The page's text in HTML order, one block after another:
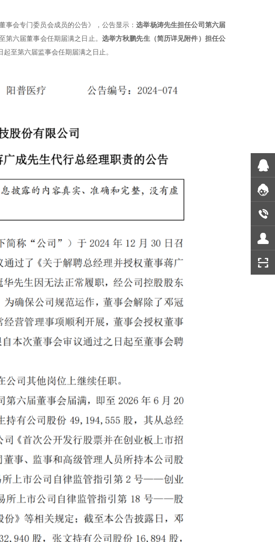
事会专门委员会成员的公告》，公告显示：选举杨涛先生担任公司第六届
第六届董事会任期届满之日止。 选举方秋鹏先生（简历详见附件）担任公
至第六届监事会任期届满之日止。